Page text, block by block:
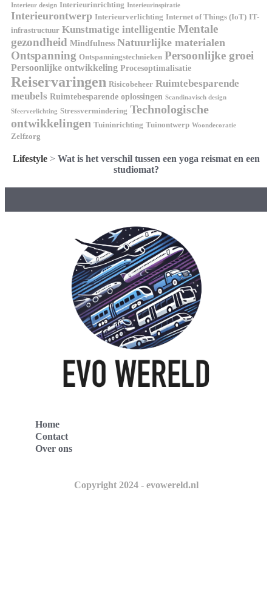
Interieur design Interieurinrichting Interieurinspiratie
Interieurontwerp Interieurverlichting Internet of Things (IoT) IT-
infrastructuur Kunstmatige intelligentie Mentale
gezondheid Mindfulness Natuurlijke materialen
Ontspanning Ontspanningstechnieken Persoonlijke groei
Persoonlijke ontwikkeling Procesoptimalisatie
Reiservaringen Risicobeheer Ruimtebesparende
meubels Ruimtebesparende oplossingen Scandinavisch design
Sfeerverlichting Stressvermindering Technologische
ontwikkelingen Tuininrichting Tuinontwerp Woondecoratie
Zelfzorg
Lifestyle> Wat is het verschil tussen een yoga reismat en een
studiomat?
Home
Contact
Over ons
Copyright 2024 - evowereld.nl